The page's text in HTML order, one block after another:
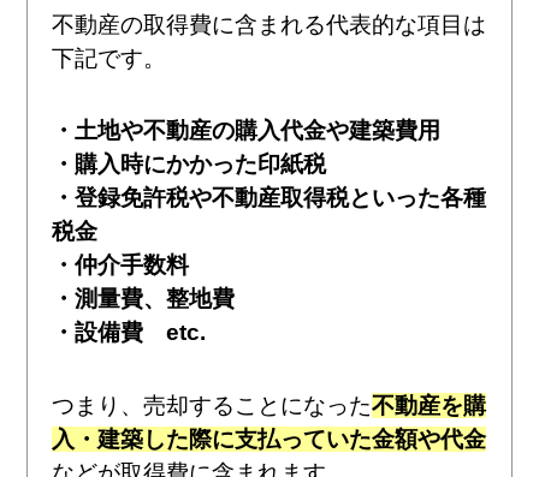
不動産の取得費に含まれる代表的な項目は
下記です。
・土地や不動産の購入代金や建築費用
・購入時にかかった印紙税
・登録免許税や不動産取得税といった各種
税金
・仲介手数料
・測量費、整地費
・設備費 etc.
つまり、売却することになった不動産を購
入・建築した際に支払っていた金額や代金